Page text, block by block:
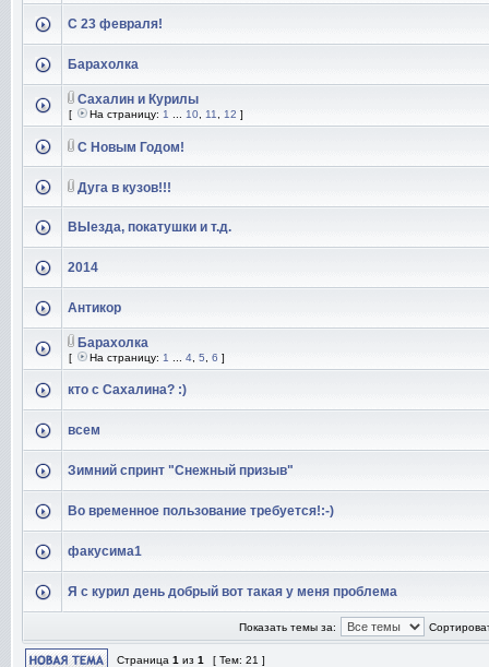
С 23 февраля!
Барахолка
Сахалин и Курилы
[ На страницу: 1 10 11 12 ]
С Новым Годом!
Дуга в кузов!!!
ВЫезда, покатушки и т.д.
2014
Антикор
Барахолка
[ На страницу: 1 4 5 6 ]
кто с Сахалина? :)
всем
Зимний спринт "Снежный призыв"
Во временное пользование требуется!:-)
факусима1
Я с курил день добрый вот такая у меня проблема
Показать темы за:
Страница 1 из 1 [ Тем: 21 ]